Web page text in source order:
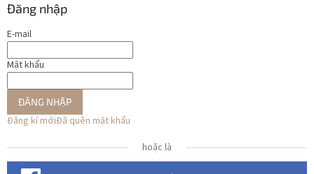
Đăng nhập
E-mail
Mật khẩu
ĐĂNG NHẬP
Đăng kí mớiĐã quên mật khẩu
hoặc là